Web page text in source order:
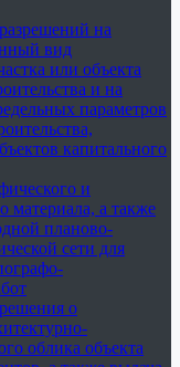
на
вид
или объекта
и на
параметров
капитального
и
материала, а также
планово-
сети для
о
облика объекта